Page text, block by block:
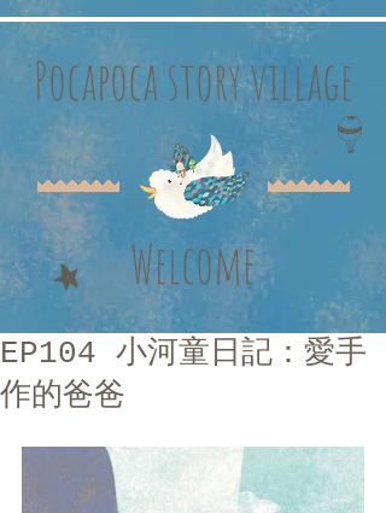
Welcome
Pocapoca story village
EP104 小河童日記：愛手
作的爸爸